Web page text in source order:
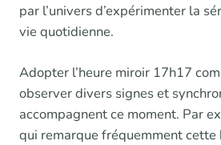
par l’univers d’expérimenter la
vie quotidienne.
Adopter l’heure miroir 17h17
observer divers signes et
accompagnent ce moment. Par
qui remarque fréquemment cette